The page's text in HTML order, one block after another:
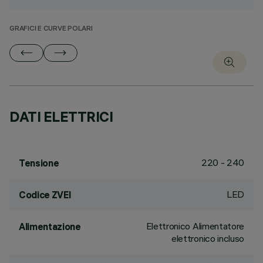
GRAFICI E CURVE POLARI
DATI ELETTRICI
Tensione 220 - 240
Codice ZVEI LED
Alimentazione
Elettronico Alimentatore
elettronico incluso